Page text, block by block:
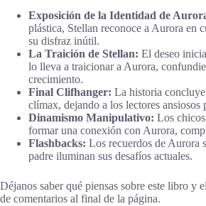
Exposición de la Identidad de
plástica, Stellan reconoce a Aurora en
su disfraz inútil.
La Traición de Stellan: El deseo
lo lleva a traicionar a Aurora,
crecimiento.
Final Clifhanger: La historia
clímax, dejando a los lectores ansiosos
Dinamismo Manipulativo: Los
formar una conexión con Aurora,
Flashbacks: Los recuerdos de Aurora
padre iluminan sus desafíos actuales.
Déjanos saber qué piensas sobre este libro y
de comentarios al final de la página.